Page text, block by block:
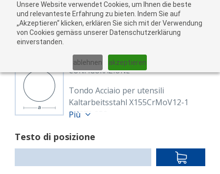
Unsere Website verwendet Cookies, um Ihnen die beste
und relevanteste Erfahrung zu bieten. Indem Sie auf
„Akzeptieren“ klicken, erklären Sie sich mit der Verwendung
von Cookies gemäss unserer Datenschutzerklärung
einverstanden.
ablehnen akzeptieren
01 02
CONFIGURAZIONE
Tondo Acciaio per utensili
Kaltarbeitsstahl X155CrMoV12-1
1.2379 252
Rund 252,0 mm X153CrMoV12
(1.2379)
Più
Testo di posizione
IN